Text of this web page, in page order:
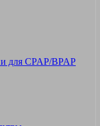
для CPAP/BPAP